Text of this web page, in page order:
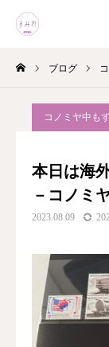
ブログ
コノミヤ中も
本日は海
－コノミ
2023.08.09
LINEでお問